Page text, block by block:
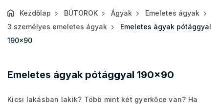
Kezdőlap BÚTOROK Ágyak
Emeletes ágyak
3 személyes emeletes ágyak
Emeletes ágyak pótággyal
190x90
Emeletes ágyak pótággyal 190x90
Kicsi lakásban lakik? Több mint két gyerkőce van? Ha